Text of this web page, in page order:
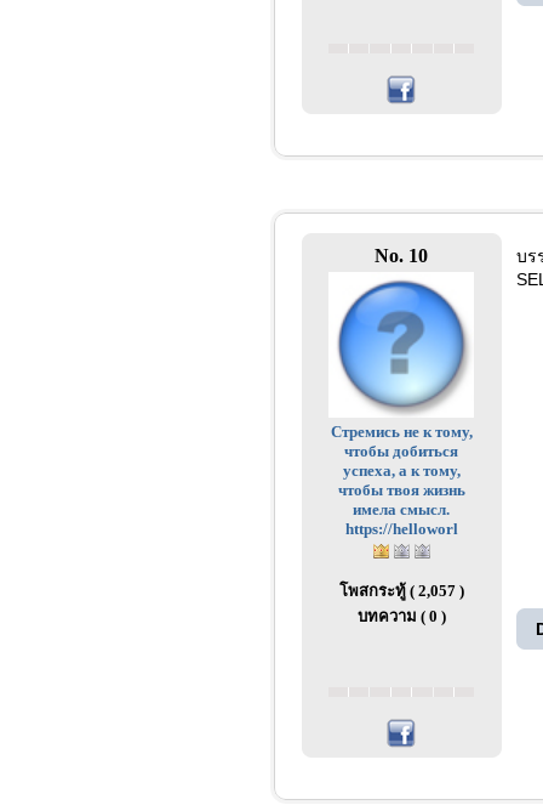
No. 10
Стремись не к тому,
чтобы добиться
успеха, а к тому,
чтобы твоя жизнь
имела смысл.
https://helloworl
โพสกระทู้ ( 2,057 )
บทความ ( 0 )
บร